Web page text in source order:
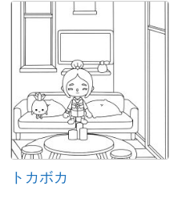
トカボカ